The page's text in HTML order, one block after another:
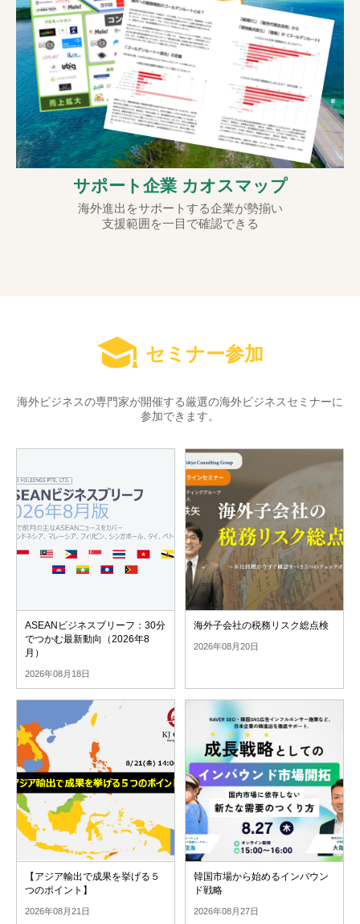
サポート企業 カオスマップ
海外進出をサポートする企業が勢揃い
支援範囲を一目で確認できる
セミナー参加
海外ビジネスの専門家が開催する厳選の海外ビジネスセミナーに
参加できます。
ASEANビジネスブリーフ：30分
でつかむ最新動向（2026年8
月）
2026年08月18日
海外子会社の税務リスク総点検
2026年08月20日
【アジア輸出で成果を挙げる５
つのポイント】
2026年08月21日
韓国市場から始めるインバウン
ド戦略
2026年08月27日